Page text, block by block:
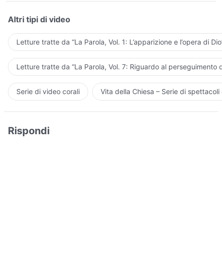
Altri tipi di video
Letture tratte da “La Parola, Vol. 1: L’apparizione e l’opera di
Letture tratte da “La Parola, Vol. 7: Riguardo al perseguimento
Serie di video corali Vita della Chiesa – Serie di
Rispondi